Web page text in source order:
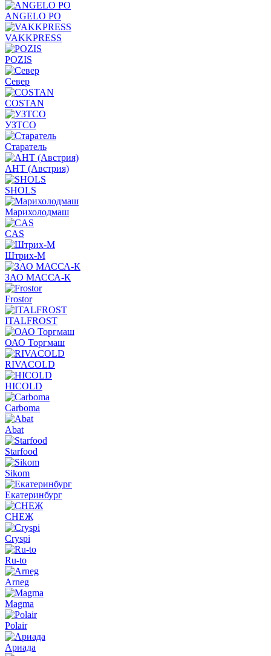
ANGELO PO
VAKKPRESS
POZIS
Север
COSTAN
УЗТСО
Старатель
АНТ (Австрия)
SHOLS
Марихолодмаш
CAS
Штрих-М
ЗАО МАССА-К
Frostor
ITALFROST
ОАО Торгмаш
RIVACOLD
HICOLD
Carboma
Abat
Starfood
Sikom
Екатеринбург
СНЕЖ
Cryspi
Ru-to
Arneg
Magma
Polair
Ариада